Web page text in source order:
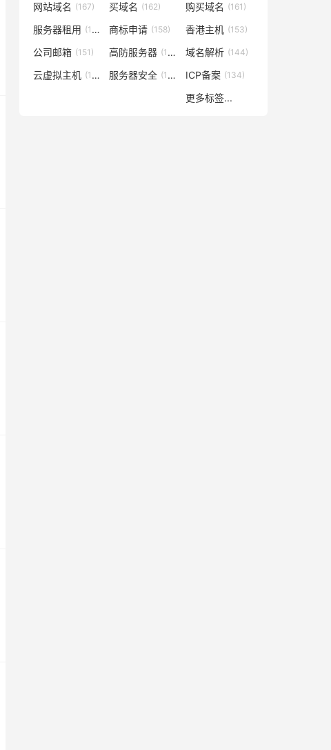
网站域名 (167) 买域名 (162) 购买域名 (161)
服务器租用 (160) 商标申请 (158) 香港主机 (153)
公司邮箱 (151) 高防服务器 (146) 域名解析 (144)
云虚拟主机 (140) 服务器安全 (137) ICP备案 (134)
更多标签...